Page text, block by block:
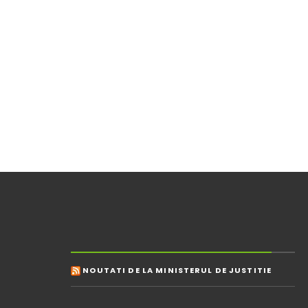
NOUTATI DE LA MINISTERUL DE JUSTITIE